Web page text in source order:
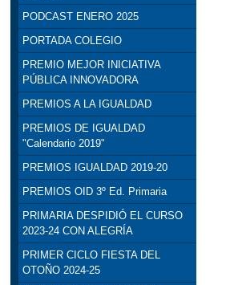
PODCAST ENERO 2025
PORTADA COLEGIO
PREMIO MEJOR INICIATIVA
PÚBLICA INNOVADORA
PREMIOS A LA IGUALDAD
PREMIOS DE IGUALDAD
"Calendario 2019"
PREMIOS IGUALDAD 2019-20
PREMIOS OID 3º Ed. Primaria
PRIMARIA DESPIDIÓ EL CURSO
2023-24 CON ALEGRÍA
PRIMER CICLO FIESTA DEL
OTOÑO 2024-25